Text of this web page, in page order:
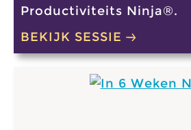
Productiviteits Ninja®.
BEKIJK SESSIE